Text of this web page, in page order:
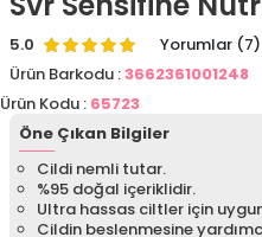
5.0
Yorumlar (7)
Ürün Barkodu :3662361001248
Ürün Kodu : 65723
Öne Çıkan Bilgiler
Cildi nemli tutar.
%95 doğal içeriklidir.
Ultra hassas ciltler için
Cildin beslenmesine